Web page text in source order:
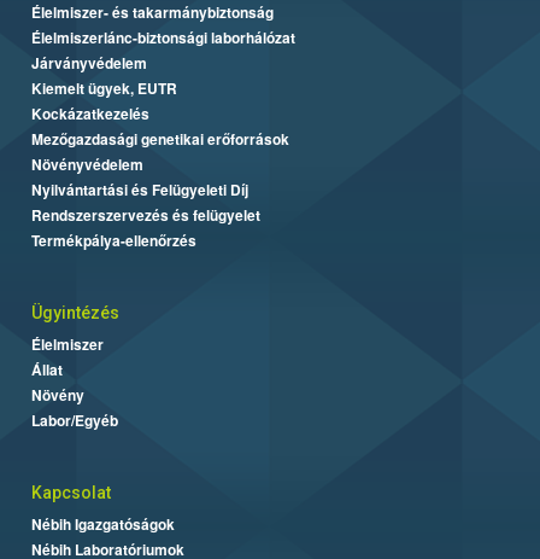
Élelmiszer- és takarmánybiztonság
Élelmiszerlánc-biztonsági laborhálózat
Járványvédelem
Kiemelt ügyek, EUTR
Kockázatkezelés
Mezőgazdasági genetikai erőforrások
Növényvédelem
Nyilvántartási és Felügyeleti Díj
Rendszerszervezés és felügyelet
Termékpálya-ellenőrzés
Ügyintézés
Élelmiszer
Állat
Növény
Labor/Egyéb
Kapcsolat
Nébih Igazgatóságok
Nébih Laboratóriumok